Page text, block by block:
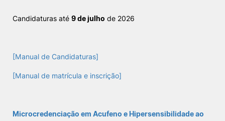
Candidaturas até 9 de julho de 2026
[Manual de Candidaturas]
[Manual de matrícula e inscrição]
Microcredenciação em Acufeno e Hipersensibilidade ao